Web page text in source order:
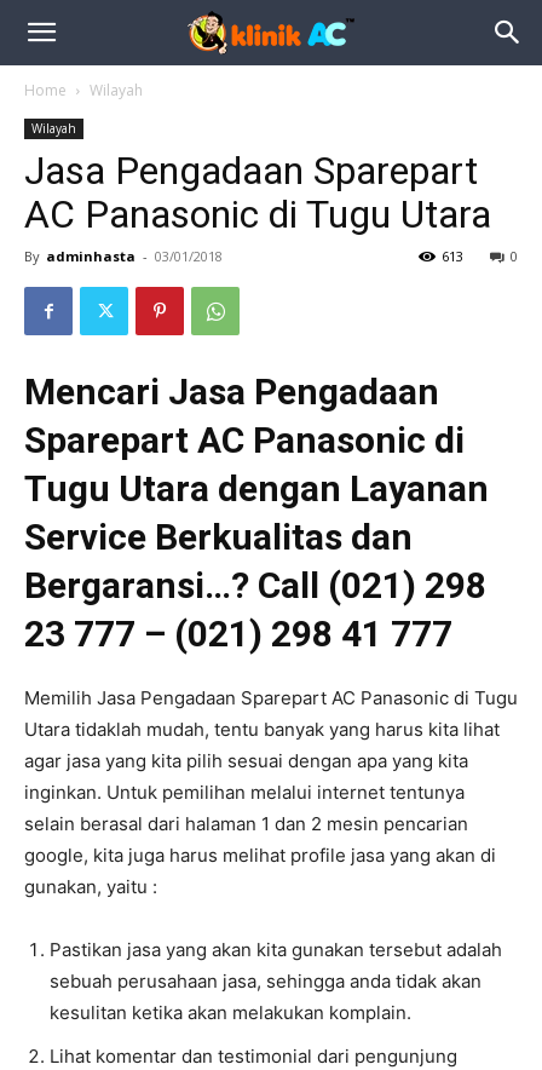
Home Wilayah
Wilayah
Jasa Pengadaan Sparepart
AC Panasonic di Tugu Utara
By adminhasta - 03/01/2018 0
613
Mencari Jasa Pengadaan
Sparepart AC Panasonic di
Tugu Utara dengan Layanan
Service Berkualitas dan
Bergaransi…? Call (021) 298
23 777 – (021) 298 41 777
Memilih Jasa Pengadaan Sparepart AC Panasonic di Tugu
Utara tidaklah mudah, tentu banyak yang harus kita lihat
agar jasa yang kita pilih sesuai dengan apa yang kita
inginkan. Untuk pemilihan melalui internet tentunya
selain berasal dari halaman 1 dan 2 mesin pencarian
google, kita juga harus melihat profile jasa yang akan di
gunakan, yaitu :
Pastikan jasa yang akan kita gunakan tersebut adalah
sebuah perusahaan jasa, sehingga anda tidak akan
kesulitan ketika akan melakukan komplain.
Lihat komentar dan testimonial dari pengunjung